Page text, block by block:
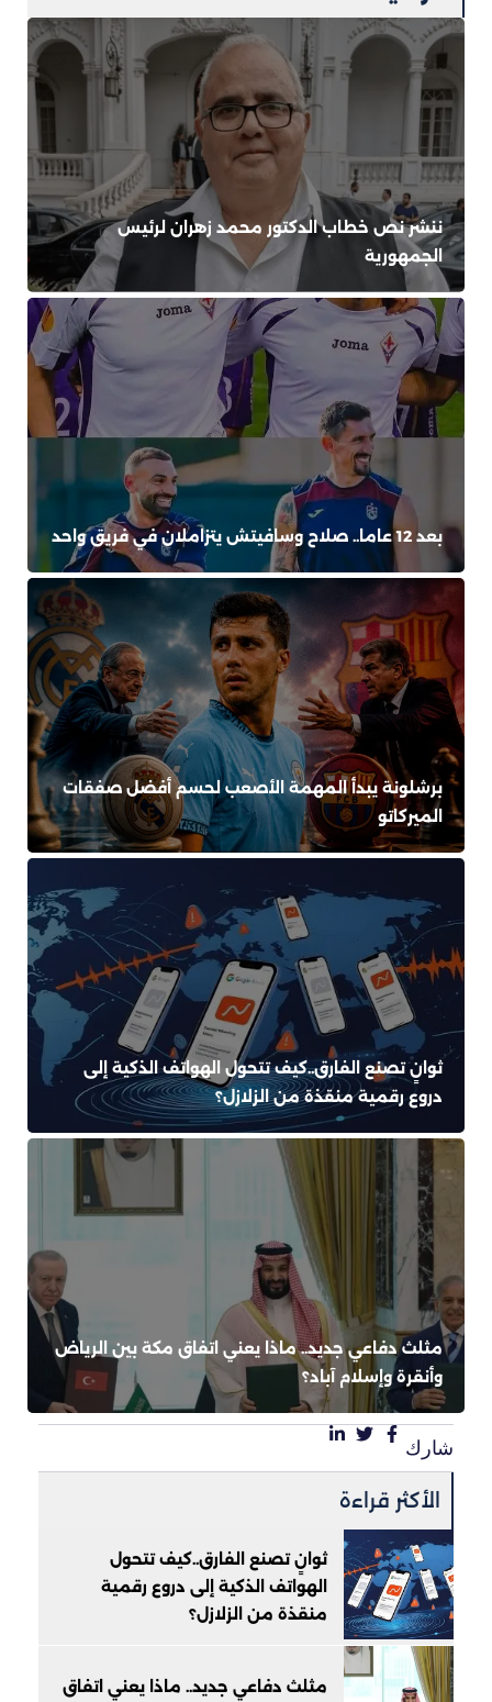
ننشر نص خطاب الدكتور محمد زهران لرئيس
الجمهورية
بعد 12 عاما.. صلاح وسافيتش يتزاملان في فريق واحد
برشلونة يبدأ المهمة الأصعب لحسم أفضل صفقات
الميركاتو
ثوانٍ تصنع الفارق..كيف تتحول الهواتف الذكية إلى
دروع رقمية منقذة من الزلازل؟
مثلث دفاعي جديد.. ماذا يعني اتفاق مكة بين الرياض
وأنقرة وإسلام آباد؟
شارك
الأكثر قراءة
ثوانٍ تصنع الفارق..كيف تتحول
الهواتف الذكية إلى دروع رقمية
منقذة من الزلازل؟
مثلث دفاعي جديد.. ماذا يعني اتفاق